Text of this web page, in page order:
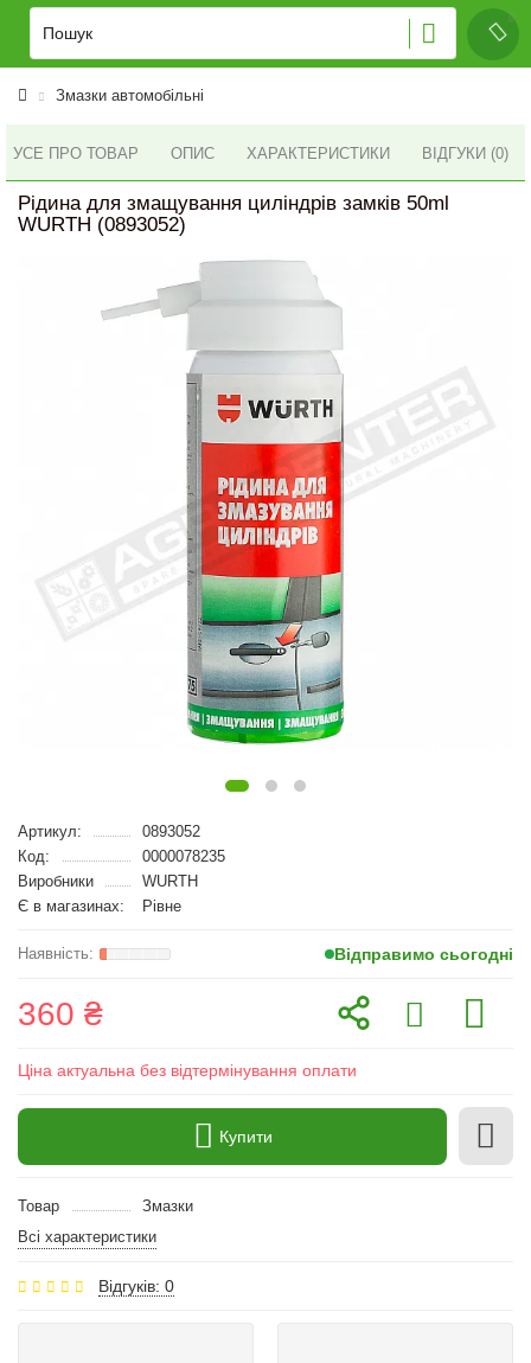
Змазки автомобільні
УСЕ ПРО ТОВАР ОПИС ХАРАКТЕРИСТИКИ ВІДГУКИ (0)
Рідина для змащування циліндрів замків 50ml
WURTH (0893052)
Артикул:
0893052
Код:
0000078235
Виробники
WURTH
Є в магазинах:
Рівне
Відправимо сьогодні
360 ₴
Ціна актуальна без відтермінування оплати
Купити
Товар
Змазки
Всі характеристики
Відгуків: 0